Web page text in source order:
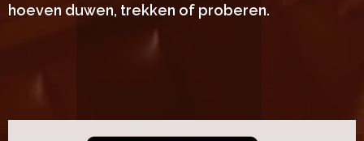
hoeven duwen, trekken of proberen.